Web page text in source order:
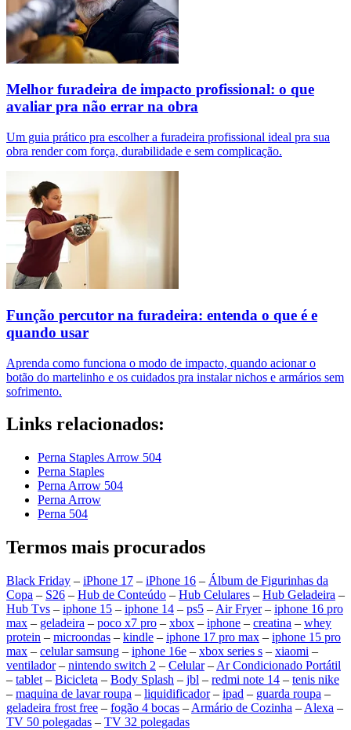
Melhor furadeira de impacto profissional: o que
avaliar pra não errar na obra
Um guia prático pra escolher a furadeira profissional ideal pra sua
obra render com força, durabilidade e sem complicação.
Função percutor na furadeira: entenda o que é e
quando usar
Aprenda como funciona o modo de impacto, quando acionar o
botão do martelinho e os cuidados pra instalar nichos e armários sem
sofrimento.
Links relacionados:
Perna Staples Arrow 504
Perna Staples
Perna Arrow 504
Perna Arrow
Perna 504
Termos mais procurados
Black Friday – iPhone 17 – iPhone 16 – Álbum de Figurinhas da
Copa – S26 – Hub de Conteúdo – Hub Celulares – Hub Geladeira –
Hub Tvs – iphone 15 – iphone 14 – ps5 – Air Fryer– iphone 16 pro
max – geladeira – poco x7 pro – xbox – iphone – creatina – whey
protein – microondas – kindle – iphone 17 pro max – iphone 15 pro
max – celular samsung – iphone 16e – xbox series s – xiaomi –
ventilador– nintendo switch 2 – Celular– Ar Condicionado Portátil
– tablet – Bicicleta – Body Splash – jbl – redmi note 14 – tenis nike
– maquina de lavar roupa – liquidificador– ipad – guarda roupa –
geladeira frost free – fogão 4 bocas – Armário de Cozinha – Alexa –
TV 50 polegadas – TV 32 polegadas